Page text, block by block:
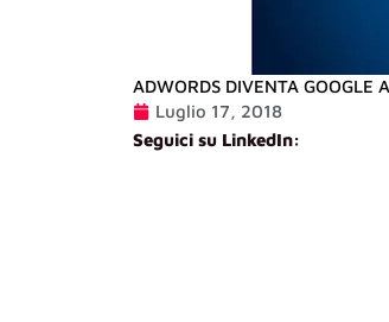
ADWORDS DIVENTA GOOGLE
Luglio 17, 2018
Seguici su LinkedIn: